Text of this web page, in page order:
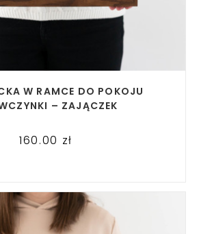
W RAMCE DO POKOJU
– ZAJĄCZEK
160.00 zł